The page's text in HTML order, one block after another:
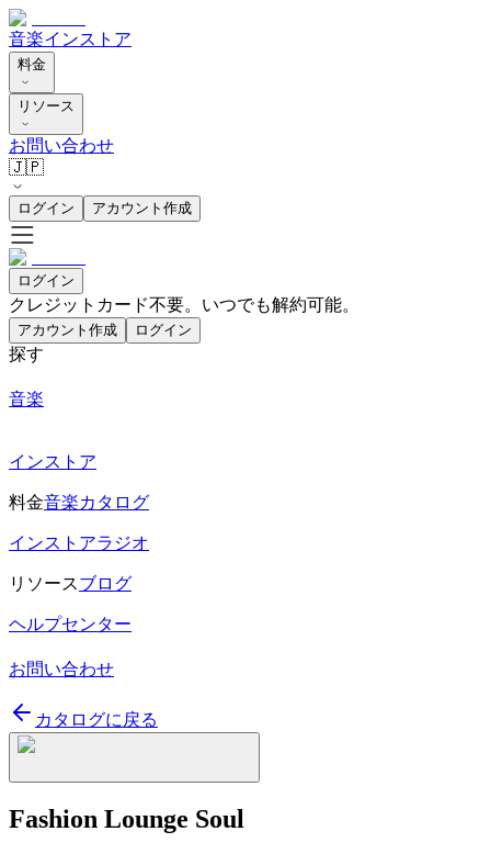
音楽インストア
料金
リソース
お問い合わせ
🇯🇵
ログイン アカウント作成
ログイン
クレジットカード不要。いつでも解約可能。
アカウント作成 ログイン
探す
音楽
インストア
料金音楽カタログ
インストアラジオ
リソースブログ
ヘルプセンター
お問い合わせ
カタログに戻る
Fashion Lounge Soul